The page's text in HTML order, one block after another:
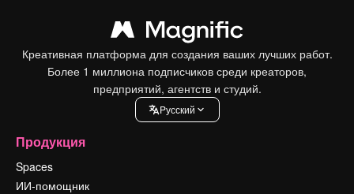
Креативная платформа для создания ваших лучших работ.
Более 1 миллиона подписчиков среди креаторов,
предприятий, агентств и студий.
Pусский
Продукция
Spaces
ИИ-помощник